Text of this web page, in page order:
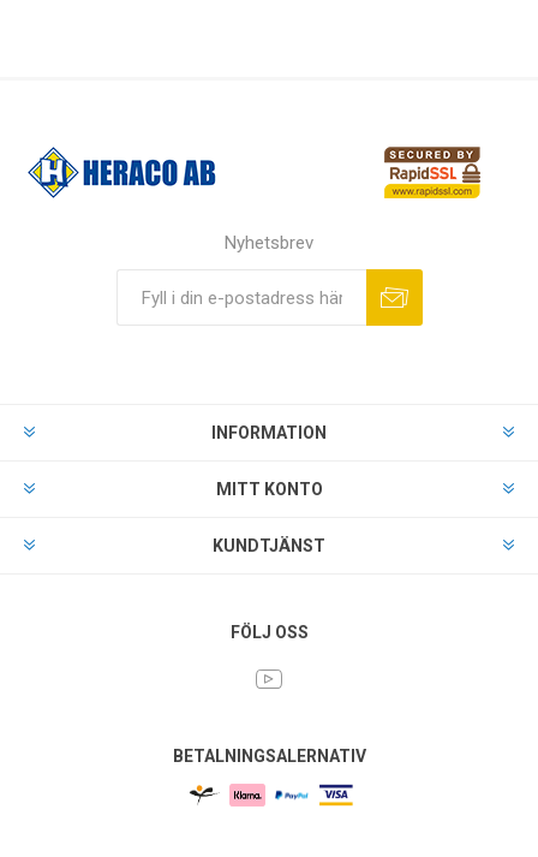
Nyhetsbrev
INFORMATION
MITT KONTO
KUNDTJÄNST
FÖLJ OSS
BETALNINGSALERNATIV